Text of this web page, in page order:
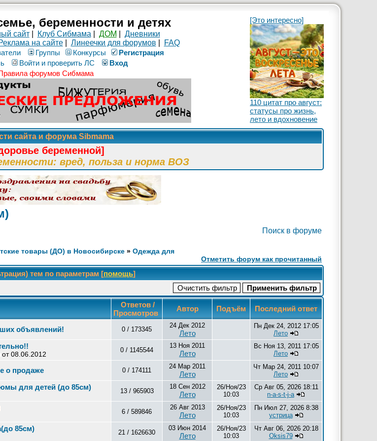
беременности и детях
сайт| Клуб Сибмама ДОМ
Дневники
на сайте| Линеечки для форумов
FAQ
Группы Конкурсы
Рeгиcтpaция
Войти и проверить ЛС
Вход
форумов Сибмама
[Это интересно]
110 цитат про август:
статусы про жизнь,
лето и вдохновение
сайта и форума Sibmama
беременной]
вред, польза и норма ВОЗ
Поиск в форуме
товары (ДО) в Новосибирске » Одежда для
Отметить форум как прочитанный
тем по параметрам [помощь]
Ответов /
Просмотров
Автор Подъём Последний ответ
объявлений! 0 / 173345
24 Дек 2012
Лето
Пн Дек 24, 2012 17:05
Лето
08.06.2012
0 / 1145544
13 Ноя 2011
Лето
Вс Ноя 13, 2011 17:05
Лето
о продаже 0 / 174111
24 Мар 2011
Лето
Чт Мар 24, 2011 10:07
Лето
для детей (до 85см) 13 / 965903
18 Сен 2012
Лето
26/Ноя/23
10:03
Ср Авг 05, 2026 18:11
n-a-s-t-j-a
6 / 589846
26 Авг 2013
Лето
26/Ноя/23
10:03
Пн Июл 27, 2026 8:38
устрица
85см) 21 / 1626630
03 Июн 2014
Лето
26/Ноя/23
10:03
Чт Авг 06, 2026 20:18
Oksis79